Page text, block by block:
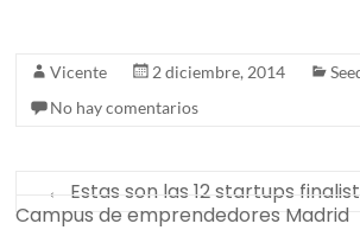
Vicente 2 diciembre, 2014
No hay comentarios
←
Estas son las 12 startups
Campus de emprendedores Madrid